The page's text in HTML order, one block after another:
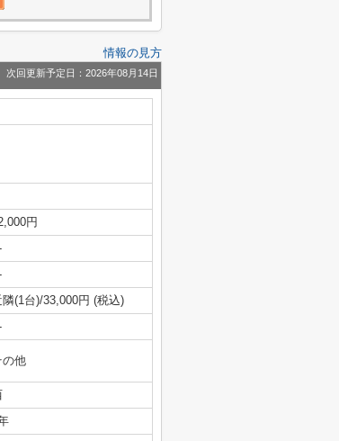
情報の見方
次回更新予定日：2026年08月14日
円
隣(1台)/33,000円 (税込)
の他